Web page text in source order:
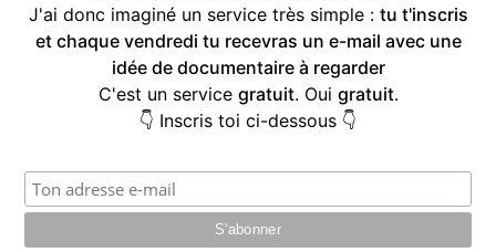
J'ai donc imaginé un service très simple : tu t'inscris
et chaque vendredi tu recevras un e-mail avec une
idée de documentaire à regarder
C'est un service gratuit. Oui gratuit.
👇 Inscris toi ci-dessous 👇